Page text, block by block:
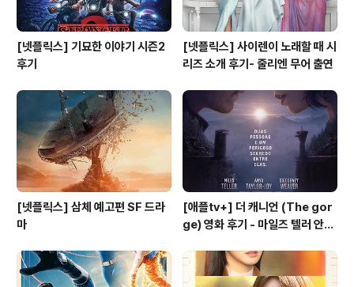
[넷플릭스] 기묘한 이야기 시즌2
후기
[넷플릭스] 사이렌이 노래할 때 시
리즈 소개 후기- 줄리엔 무어 출연
[넷플릭스] 삼체 예고편 SF 드라
마
[애플tv+] 더 캐니언 (The gor
ge) 영화 후기 - 마일즈 텔러 안야